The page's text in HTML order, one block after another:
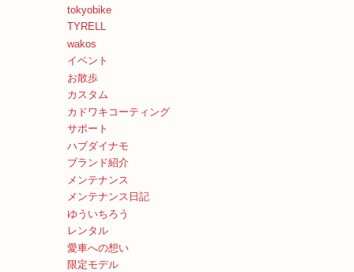
tokyobike
TYRELL
wakos
イベント
お散歩
カスタム
カドワキコーティング
サポート
ハブダイナモ
ブランド紹介
メンテナンス
メンテナンス日記
ゆういちろう
レンタル
愛車への想い
限定モデル